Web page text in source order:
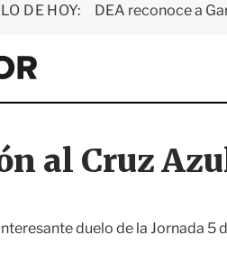
LO DE HOY: DEA reconoce a
E
x
e
al Cruz
duelo de la Jornada 5